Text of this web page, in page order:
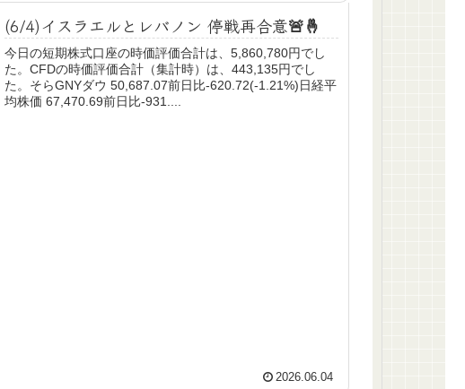
(6/4)イスラエルとレバノン 停戦再合意🚨🤞
今日の短期株式口座の時価評価合計は、5,860,780円でし
た。CFDの時価評価合計（集計時）は、443,135円でし
た。そらGNYダウ 50,687.07前日比-620.72(-1.21%)日経平
均株価 67,470.69前日比-931....
2026.06.04